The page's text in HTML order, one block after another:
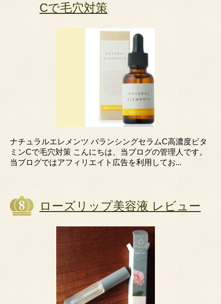
Cで毛穴対策
ナチュラルエレメンツ バランシングセラムC高濃度ビタ
ミンCで毛穴対策 こんにちは、当ブログの管理人です。
当ブログではアフィリエイト広告を利用してお...
ローズリップ美容液 レビュー